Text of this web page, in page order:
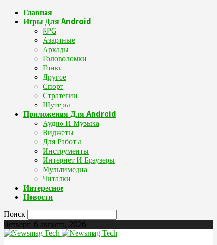
Главная
Игры Для Android
RPG
Азартные
Аркады
Головоломки
Гонки
Другое
Спорт
Стратегии
Шутеры
Приложения Для Android
Аудио И Музыка
Виджеты
Для Работы
Инструменты
Интернет И Браузеры
Мультимедиа
Читалки
Интересное
Новости
Поиск
Четверг, 6 августа, 2026